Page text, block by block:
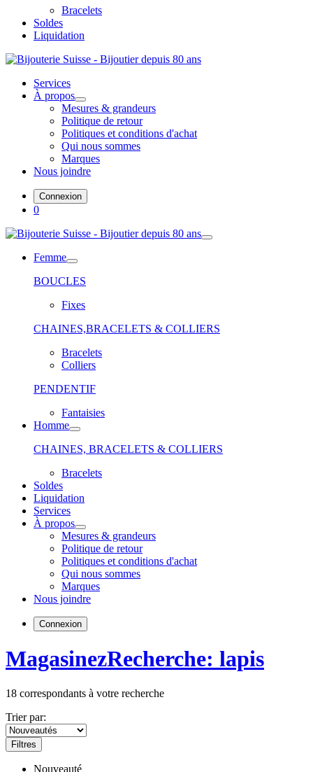
Bracelets
Soldes
Liquidation
Services
À propos
Mesures & grandeurs
Politique de retour
Politiques et conditions d'achat
Qui nous sommes
Marques
Nous joindre
Connexion
0
Femme
BOUCLES
Fixes
CHAINES,BRACELETS & COLLIERS
Bracelets
Colliers
PENDENTIF
Fantaisies
Homme
CHAINES, BRACELETS & COLLIERS
Bracelets
Soldes
Liquidation
Services
À propos
Mesures & grandeurs
Politique de retour
Politiques et conditions d'achat
Qui nous sommes
Marques
Nous joindre
Connexion
MagasinezRecherche: lapis
18 correspondants à votre recherche
Trier par:
Filtres
Nouveauté